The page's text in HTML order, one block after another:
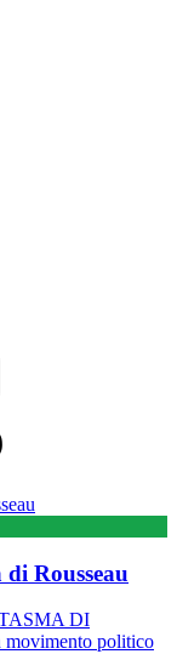
Rousseau
DI
politico